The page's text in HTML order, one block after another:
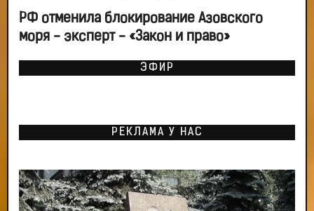
РФ отменила блокирование Азовского
моря - эксперт - «Закон и право»
ЭФИР
РЕКЛАМА У НАС